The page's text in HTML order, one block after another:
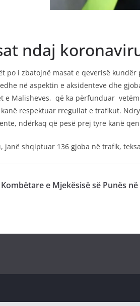
ndaj
po i zbatojnë masat e qeverisë
në aspektin e aksidenteve dhe
e Malisheves, që ka përfunduar
respektuar rregullat e trafikut.
ndërkaq që pesë prej tyre kanë
janë shqiptuar 136 gjoba në trafik,
e Mjekësisë së Punës